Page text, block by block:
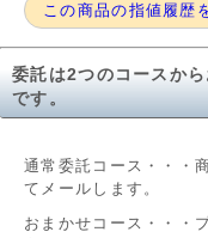
この商品の指値履歴
委託は2つのコースか
です。
通常委託コース・・・
てメールします。
おまかせコース・・・